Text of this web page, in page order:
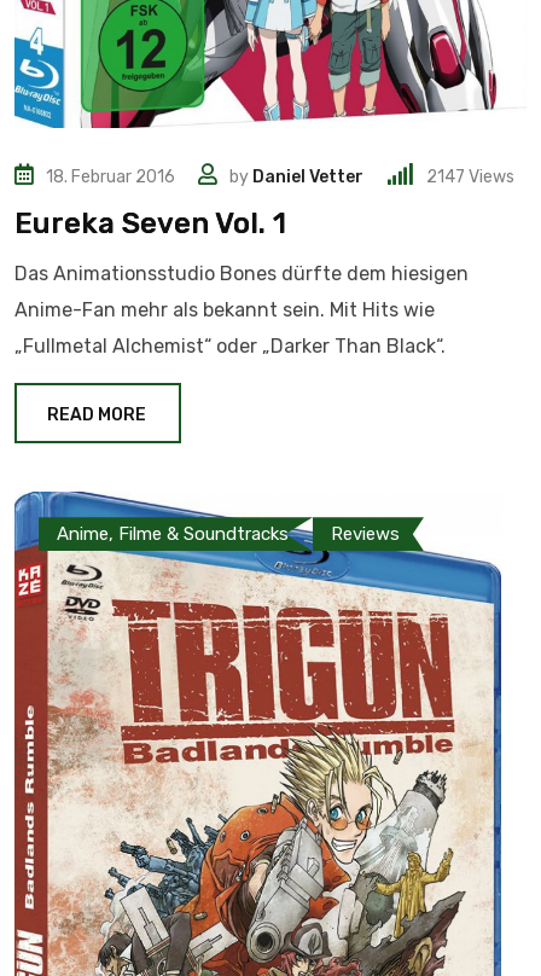
18. Februar 2016 by Daniel Vetter 2147 Views
Eureka Seven Vol. 1
Das Animationsstudio Bones dürfte dem hiesigen
Anime-Fan mehr als bekannt sein. Mit Hits wie
„Fullmetal Alchemist“ oder „Darker Than Black“.
READ MORE
Anime, Filme & Soundtracks Reviews